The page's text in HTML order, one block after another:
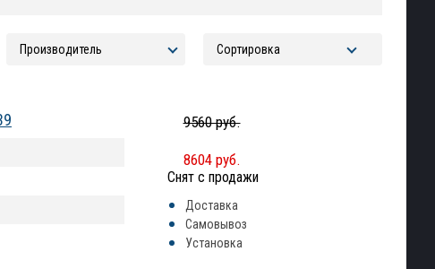
9560 руб.
8604 руб.
Снят с продажи
Доставка
Самовывоз
Установка